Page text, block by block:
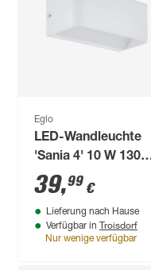
Eglo
LED-Wandleuchte
'Sania 4' 10 W 1300
lm warmweiß 20 x 8
x 9 cm
39,99 €
Lieferung nach Hause
Verfügbar in Troisdorf
Nur wenige verfügbar